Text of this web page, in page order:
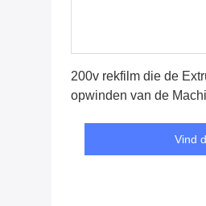
200v rekfilm die de
opwinden van de
Vind